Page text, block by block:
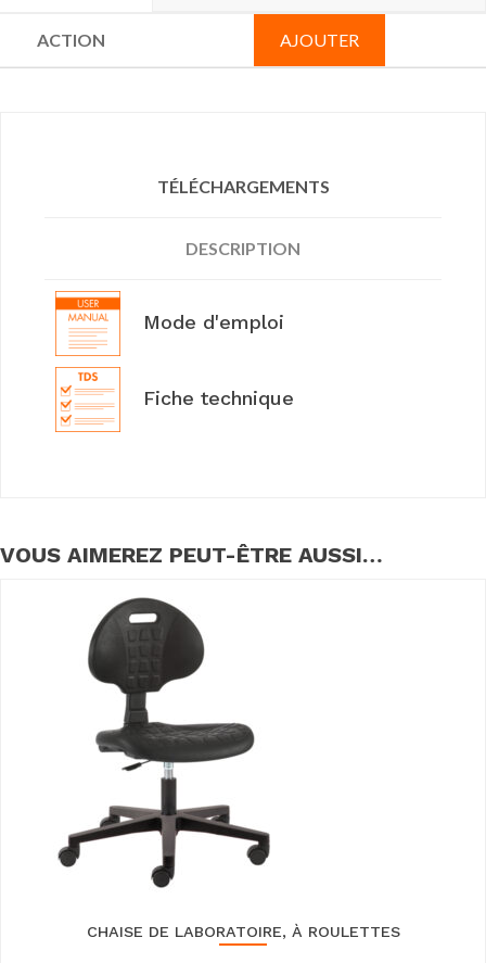
AJOUTER
TÉLÉCHARGEMENTS
DESCRIPTION
Mode d'emploi
Fiche technique
VOUS AIMEREZ PEUT-ÊTRE AUSSI…
CHAISE DE LABORATOIRE, À ROULETTES